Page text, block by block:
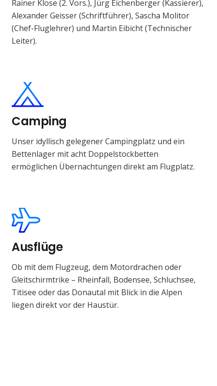
Rainer Klose (2. Vors.), Jürg Eichenberger (Kassierer),
Alexander Geisser (Schriftführer), Sascha Molitor
(Chef-Fluglehrer) und Martin Eibicht (Technischer
Leiter).
Camping
Unser idyllisch gelegener Campingplatz und ein
Bettenlager mit acht Doppelstockbetten
ermöglichen Übernachtungen direkt am Flugplatz.
Ausflüge
Ob mit dem Flugzeug, dem Motordrachen oder
Gleitschirmtrike – Rheinfall, Bodensee, Schluchsee,
Titisee oder das Donautal mit Blick in die Alpen
liegen direkt vor der Haustür.